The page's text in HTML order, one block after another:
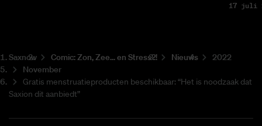
17 juli
Saxnow Co­mic: Zon, Zee... en Stress?! Nieuws
2022
November
Gratis menstruatieproducten beschikbaar: “Het is noodzaak dat
Saxion dit aanbiedt”